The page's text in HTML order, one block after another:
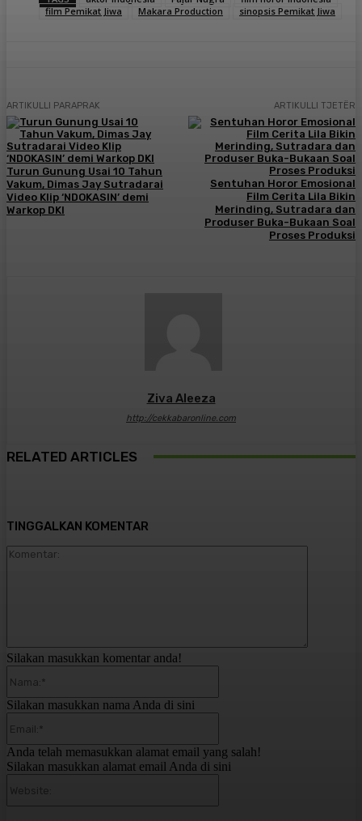
film Pemikat Jiwa
Makara Production sinopsis Pemikat Jiwa
ARTIKULLI PARAPRAK
Turun Gunung Usai 10 Tahun
Vakum, Dimas Jay Sutradarai
Video Klip ‘NDOKASIN’ demi
Warkop DKI
ARTIKULLI TJETËR
Sentuhan Horor Emosional
Film Cerita Lila Bikin
Merinding, Sutradara dan
Produser Buka-Bukaan Soal
Proses Produksi
Ziva Aleeza
http://cekkabaronline.com
RELATED ARTICLES
TINGGALKAN KOMENTAR
Silakan masukkan komentar anda!
Silakan masukkan nama Anda di sini
Anda telah memasukkan alamat email yang salah!
Silakan masukkan alamat email Anda di sini